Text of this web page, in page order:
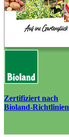
Zertifiziert nach
Bioland-Richtlinien